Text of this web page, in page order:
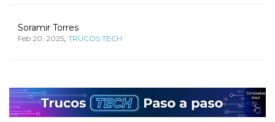
Soramir Torres
Feb 20, 2025, TRUCOS TECH